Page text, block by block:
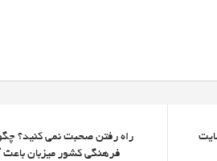
راه رفتن صحبت نمی کنید؟
فرهنگی کشور میزبان